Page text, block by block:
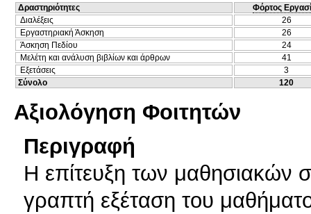
Δραστηριότητες
Φόρτος
Διαλέξεις
26
Εργαστηριακή Άσκηση
26
Άσκηση Πεδίου
24
Μελέτη και ανάλυση βιβλίων και άρθρων
41
Εξετάσεις
3
Σύνολο
120
Αξιολόγηση Φοιτητών
Περιγραφή
Η επίτευξη των μαθησιακών
γραπτή εξέταση του